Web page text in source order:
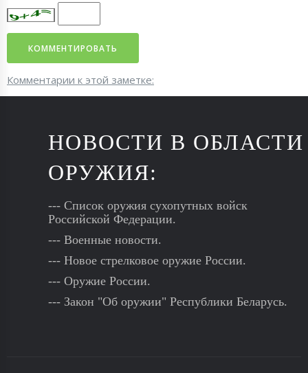
Комментарии к этой заметке:
НОВОСТИ В ОБЛАСТИ
ОРУЖИЯ:
--- Список оружия сухопутных войск
Российской Федерации.
--- Военные новости.
--- Новое стрелковое оружие России.
--- Оружие России.
--- Закон "Об оружии" Республики Беларусь.